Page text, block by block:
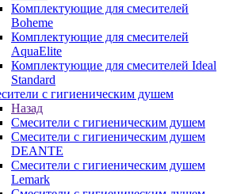
Комплектующие для смесителей
Boheme
Комплектующие для смесителей
AquaElite
Комплектующие для смесителей Ideal
Standard
с гигиеническим душем
Назад
Смесители с гигиеническим душем
Смесители с гигиеническим душем
DEANTE
Смесители с гигиеническим душем
Lemark